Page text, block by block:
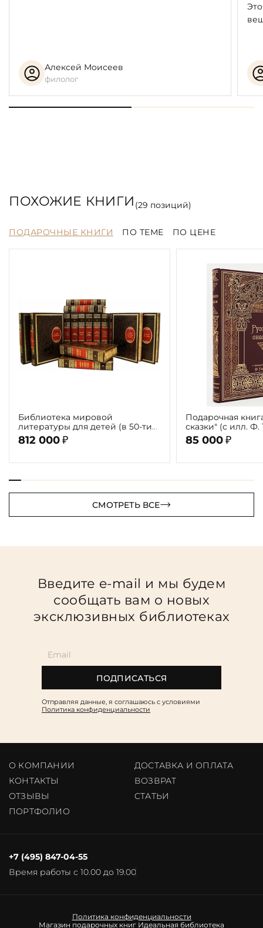
Алексей Моисеев
филолог
ПОХОЖИЕ КНИГИ (29 позиций)
ПОДАРОЧНЫЕ КНИГИ ПО ТЕМЕ ПО ЦЕНЕ
Библиотека мировой
литературы для детей (в 50-ти
томах 58 книг)
812 000 ₽
Подарочная
сказки" (с илл. Ф.
85 000 ₽
СМОТРЕТЬ ВСЕ
Введите e-mail и мы будем
сообщать вам о новых
эксклюзивных библиотеках
ПОДПИСАТЬСЯ
Отправляя данные, я соглашаюсь c условиями
Политика конфиденциальности
О КОМПАНИИ
ДОСТАВКА И ОПЛАТА
КОНТАКТЫ
ВОЗВРАТ
ОТЗЫВЫ
CТАТЬИ
ПОРТФОЛИО
Время работы с 10.00 до 19.00
+7 (495) 847-04-55
Политика конфиденциальности
Магазин подарочных книг Идеальная библиотека